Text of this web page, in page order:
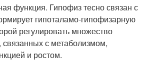
функция. Гипофиз тесно связан с
гипоталамо-гипофизарную
регулировать множество
с метаболизмом,
и ростом.